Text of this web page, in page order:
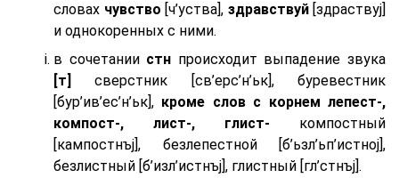
словах чувство [ч’уства], здравствуй[здраствуj]
и однокоренных с ними.
в сочетании стн происходит выпадение звука
[т]
сверстник [св’ерс’н’ьк], буревестник
[бур’ив’ес’н’ьк], кроме слов с корнем лепест-,
компост-, лист-, глист- компостный
[кампостнъj], безлепестной [б’ьзл’ьп’истноj],
безлистный [б’изл’истнъj], глистный [гл’стнъj].